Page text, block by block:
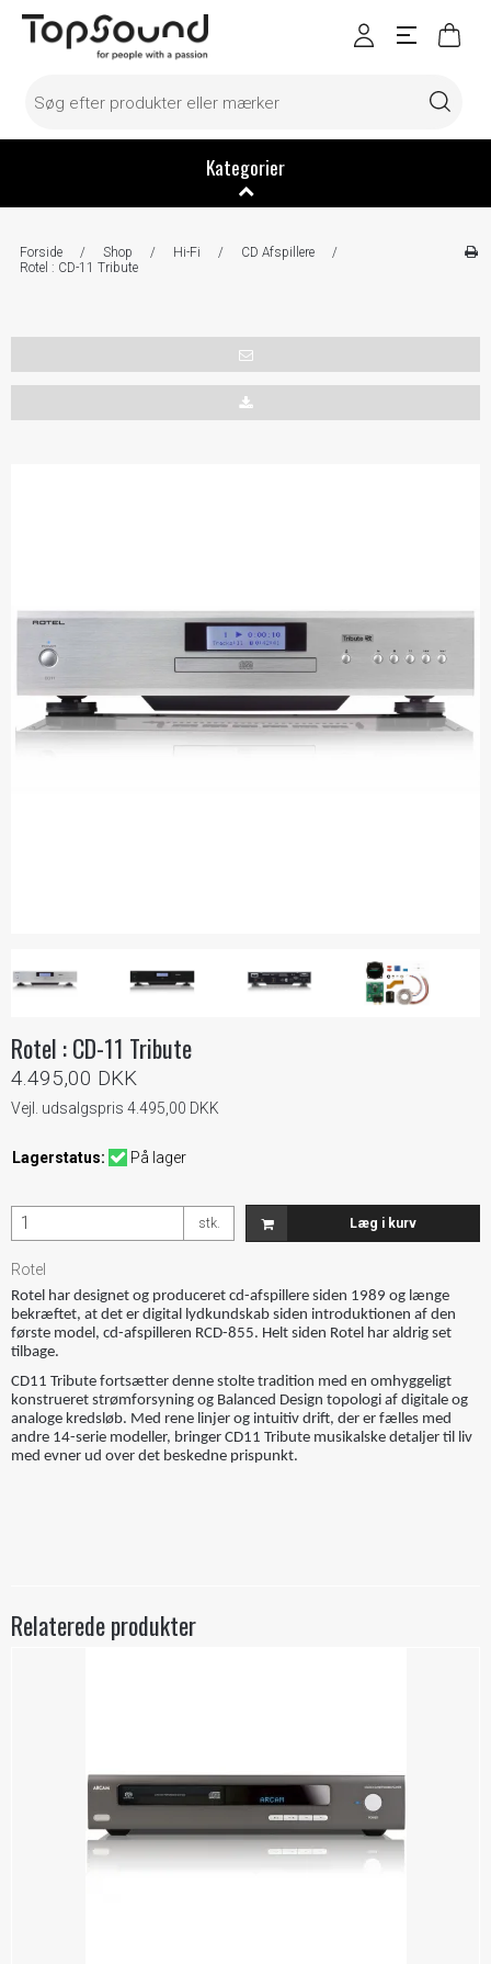
Kategorier
Forside / Shop / Hi-Fi / CD Afspillere
/
Rotel : CD-11 Tribute
Rotel : CD-11 Tribute
4.495,00 DKK
Vejl. udsalgspris 4.495,00 DKK
Lagerstatus: På lager
stk. Læg i kurv
Rotel
Rotel har designet og produceret cd-afspillere siden 1989 og længe
bekræftet, at det er digital lydkundskab siden introduktionen af ​​den
første model, cd-afspilleren RCD-855. Helt siden Rotel har aldrig set
tilbage.
CD11 Tribute fortsætter denne stolte tradition med en omhyggeligt
konstrueret strømforsyning og Balanced Design topologi af digitale og
analoge kredsløb. Med rene linjer og intuitiv drift, der er fælles med
andre 14-serie modeller, bringer CD11 Tribute musikalske detaljer til liv
med evner ud over det beskedne prispunkt.
Relaterede produkter